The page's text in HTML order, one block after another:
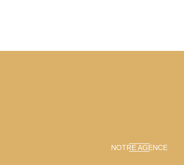
NOTRE AGENCE